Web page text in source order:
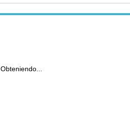
Obteniendo...